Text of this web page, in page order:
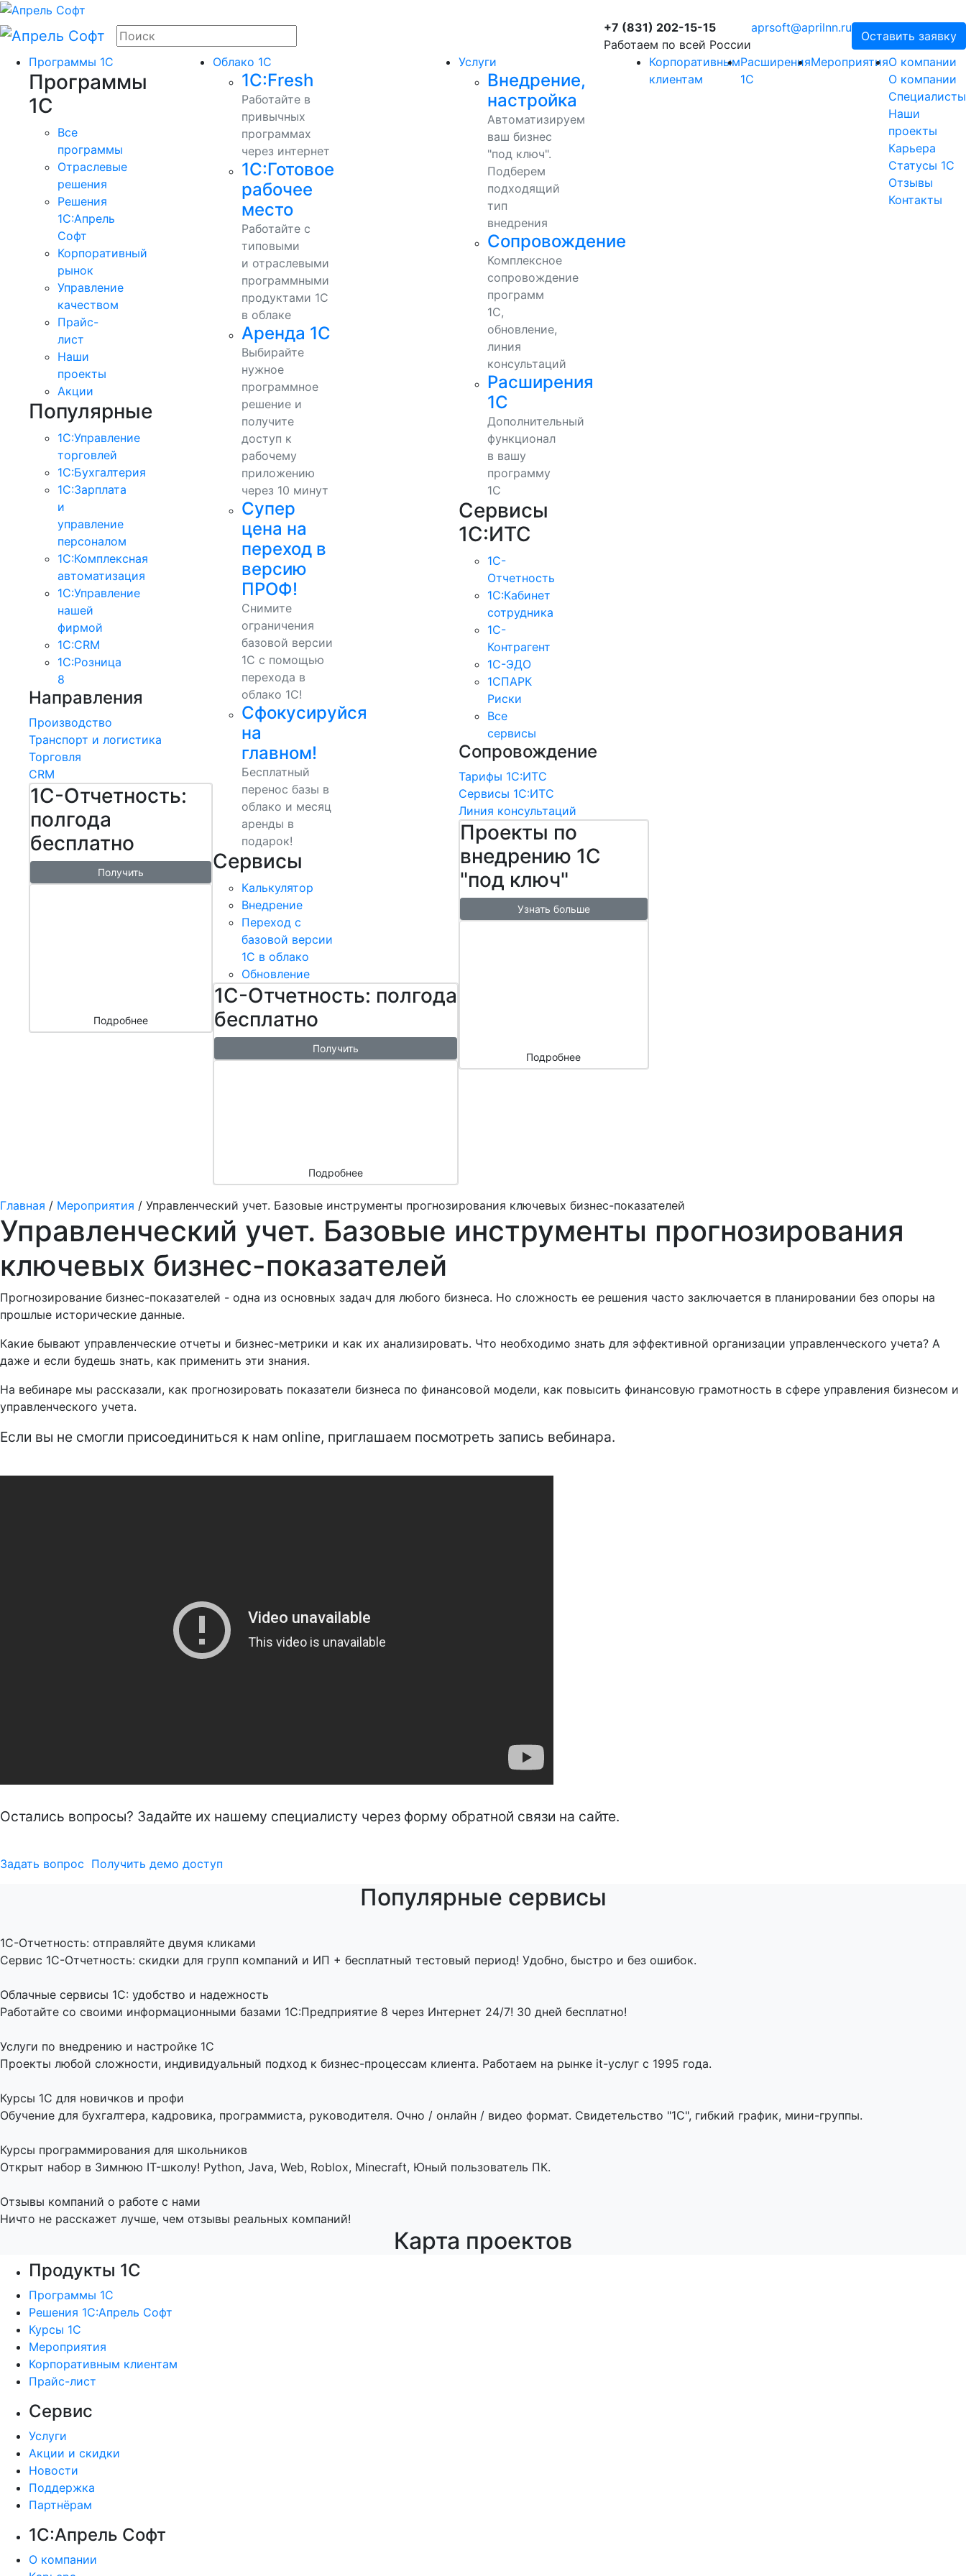
+7 (831) 202-15-15
Работаем по всей России
aprsoft@aprilnn.ru
Оставить заявку
Программы 1С
Программы
1С
Все
программы
Отраслевые
решения
Решения
1C:Апрель
Софт
Корпоративный
рынок
Управление
качеством
Прайс-
лист
Наши
проекты
Акции
Популярные
1С:Управление
торговлей
1С:Бухгалтерия
1С:Зарплата
и
управление
персоналом
1С:Комплексная
автоматизация
1С:Управление
нашей
фирмой
1С:CRM
1С:Розница
8
Направления
Производство
Транспорт и логистика
Торговля
CRM
1С-Отчетность:
полгода
бесплатно
Получить
Подробнее
Облако 1С
1С:Fresh
Работайте в
привычных
программах
через интернет
1С:Готовое
рабочее
место
Работайте с
типовыми
и отраслевыми
программными
продуктами 1С
в облаке
Аренда 1С
Выбирайте
нужное
программное
решение и
получите
доступ к
рабочему
приложению
через 10 минут
Супер
цена на
переход в
версию
ПРОФ!
Снимите
ограничения
базовой версии
1С с помощью
перехода в
облако 1С!
Сфокусируйся
на
главном!
Бесплатный
перенос базы в
облако и месяц
аренды в
подарок!
Сервисы
Калькулятор
Внедрение
Переход с
базовой версии
1С в облако
Обновление
1С-Отчетность: полгода
бесплатно
Получить
Подробнее
Услуги
Внедрение,
настройка
Автоматизируем
ваш бизнес
"под ключ".
Подберем
подходящий
тип
внедрения
Сопровождение
Комплексное
сопровождение
программ
1С,
обновление,
линия
консультаций
Расширения
1С
Дополнительный
функционал
в вашу
программу
1С
Сервисы
1С:ИТС
1С-
Отчетность
1С:Кабинет
сотрудника
1С-
Контрагент
1С-ЭДО
1СПАРК
Риски
Все
сервисы
Сопровождение
Тарифы 1С:ИТС
Сервисы 1С:ИТС
Линия консультаций
Проекты по
внедрению 1С
"под ключ"
Узнать больше
Подробнее
Корпоративным
клиентам
Расширения
1С
МероприятияО компании
О компании
Специалисты
Наши
проекты
Карьера
Статусы 1С
Отзывы
Контакты
Главная / Мероприятия / Управленческий учет. Базовые инструменты прогнозирования ключевых бизнес-показателей
Управленческий учет. Базовые инструменты прогнозирования
ключевых бизнес-показателей
Прогнозирование бизнес-показателей - одна из основных задач для любого бизнеса. Но сложность ее решения часто заключается в планировании без опоры на
прошлые исторические данные.
Какие бывают управленческие отчеты и бизнес-метрики и как их анализировать. Что необходимо знать для эффективной организации управленческого учета? А
даже и если будешь знать, как применить эти знания.
На вебинаре мы рассказали, как прогнозировать показатели бизнеса по финансовой модели, как повысить финансовую грамотность в сфере управления бизнесом и
управленческого учета.
Если вы не смогли присоединиться к нам online, приглашаем посмотреть запись вебинара.
Остались вопросы? Задайте их нашему специалисту через форму обратной связи на сайте.
Задать вопрос Получить демо доступ
Популярные сервисы
1C-Отчетность: отправляйте двумя кликами
Сервис 1С-Отчетность: скидки для групп компаний и ИП + бесплатный тестовый период! Удобно, быстро и без ошибок.
Облачные сервисы 1С: удобство и надежность
Работайте со своими информационными базами 1С:Предприятие 8 через Интернет 24/7! 30 дней бесплатно!
Услуги по внедрению и настройке 1С
Проекты любой сложности, индивидуальный подход к бизнес-процессам клиента. Работаем на рынке it-услуг с 1995 года.
Курсы 1С для новичков и профи
Обучение для бухгалтера, кадровика, программиста, руководителя. Очно / онлайн / видео формат. Свидетельство "1С", гибкий график, мини-группы.
Курсы программирования для школьников
Открыт набор в Зимнюю IT-школу! Python, Java, Web, Roblox, Minecraft, Юный пользователь ПК.
Отзывы компаний о работе с нами
Ничто не расскажет лучше, чем отзывы реальных компаний!
Карта проектов
Продукты 1С
Программы 1С
Решения 1С:Апрель Софт
Курсы 1С
Мероприятия
Корпоративным клиентам
Прайс-лист
Сервис
Услуги
Акции и скидки
Новости
Поддержка
Партнёрам
1С:Апрель Софт
О компании